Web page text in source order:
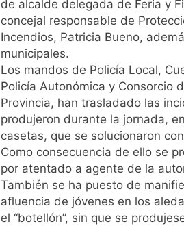
de alcalde delegada de Feria y
concejal responsable de
Incendios, Patricia Bueno,
municipales.
Los mandos de Policía Local,
Policía Autonómica y Consorcio
Provincia, han trasladado las
produjeron durante la jornada,
casetas, que se solucionaron
Como consecuencia de ello se
por atentado a agente de la
También se ha puesto de
afluencia de jóvenes en los
el “botellón”, sin que se